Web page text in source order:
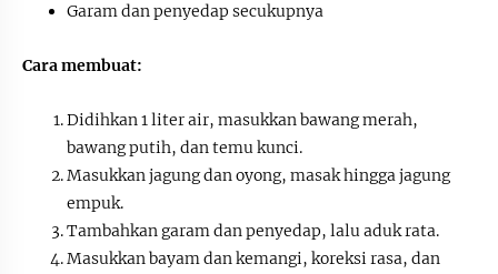
Garam dan penyedap secukupnya
Cara membuat:
Didihkan 1 liter air, masukkan bawang merah,
bawang putih, dan temu kunci.
Masukkan jagung dan oyong, masak hingga jagung
empuk.
Tambahkan garam dan penyedap, lalu aduk rata.
Masukkan bayam dan kemangi, koreksi rasa, dan